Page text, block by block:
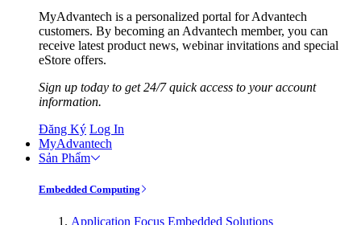
MyAdvantech is a personalized portal for Advantech
customers. By becoming an Advantech member, you can
receive latest product news, webinar invitations and special
eStore offers.
Sign up today to get 24/7 quick access to your account
information.
Đăng Ký Log In
MyAdvantech
Sản Phẩm
Embedded Computing
Application Focus Embedded Solutions